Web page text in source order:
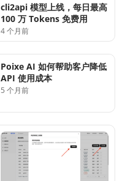
cli2api 模型上线，每日最高
100 万 Tokens 免费用
4 个月前
Poixe AI 如何帮助客户降低
API 使用成本
5 个月前